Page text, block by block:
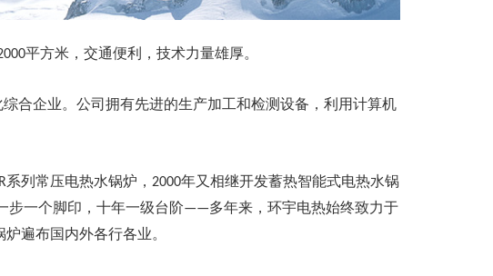
平方米，交通便利，技术力量雄厚。
合企业。公司拥有先进的生产加工和检测设备，利用计算机
系列常压电热水锅炉， 2000年又相继开发蓄热智能式电热水锅
步一个脚印，十年一级台阶——多年来，环宇电热始终致力于
遍布国内外各行各业。